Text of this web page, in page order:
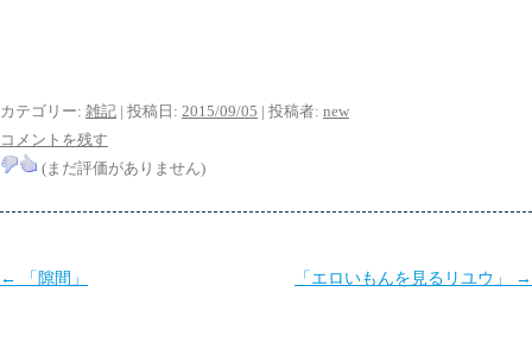
カテゴリー: 雑記 | 投稿日: 2015/09/05 | 投稿者: new
コメントを残す
(まだ評価がありません)
投
← 「隙間」 「エロいもんを見るリユウ」 →